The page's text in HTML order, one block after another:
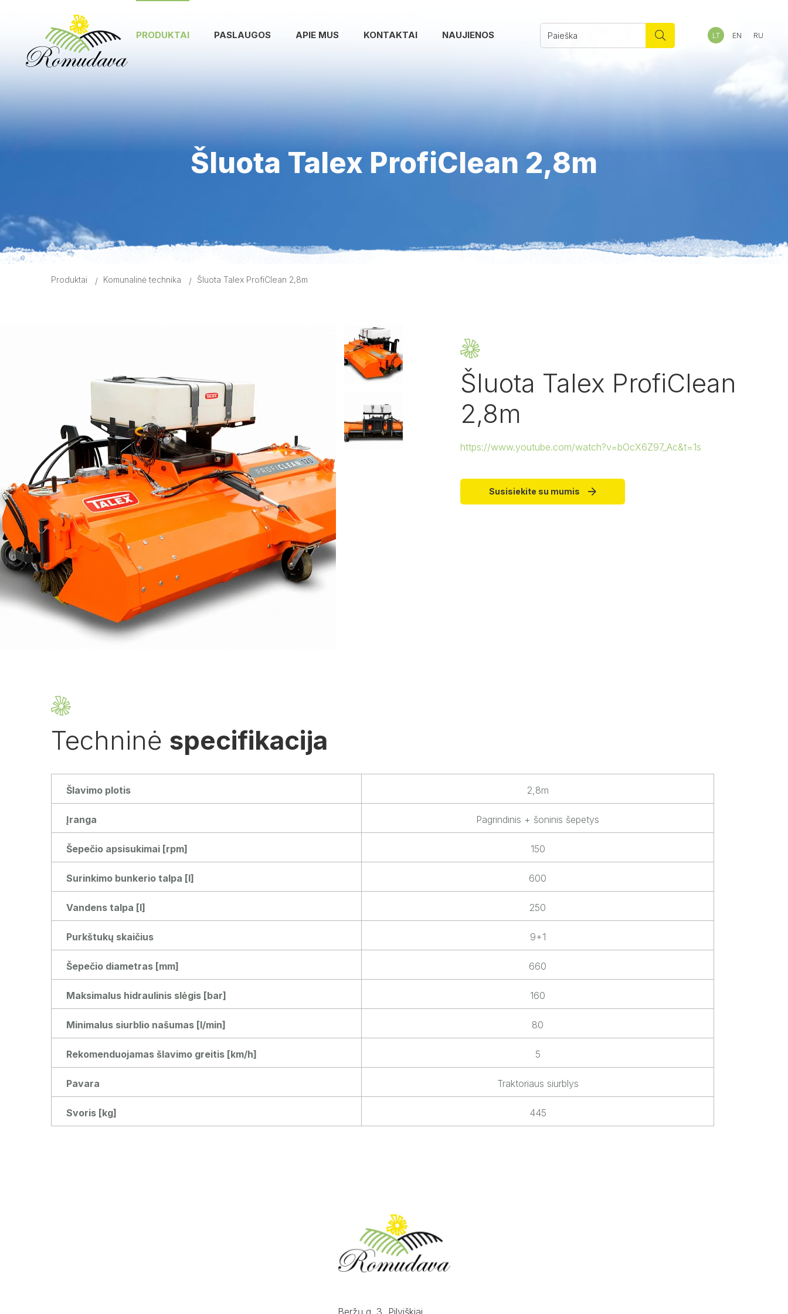
PRODUKTAI PASLAUGOS APIE MUS KONTAKTAI NAUJIENOS LT EN RU
Šluota Talex ProfiClean 2,8m
Produktai Komunalinė technika Šluota Talex ProfiClean 2,8m
Šluota Talex ProfiClean
2,8m
https://www.youtube.com/watch?v=bOcX6Z97_Ac&t=1s
Susisiekite su mumis
Techninė specifikacija
Šlavimo plotis 2,8m
Įranga Pagrindinis + šoninis šepetys
Šepečio apsisukimai [rpm] 150
Surinkimo bunkerio talpa [l] 600
Vandens talpa [l] 250
Purkštukų skaičius 9+1
Šepečio diametras [mm] 660
Maksimalus hidraulinis slėgis [bar] 160
Minimalus siurblio našumas [l/min] 80
Rekomenduojamas šlavimo greitis [km/h] 5
Pavara Traktoriaus siurblys
Svoris [kg] 445